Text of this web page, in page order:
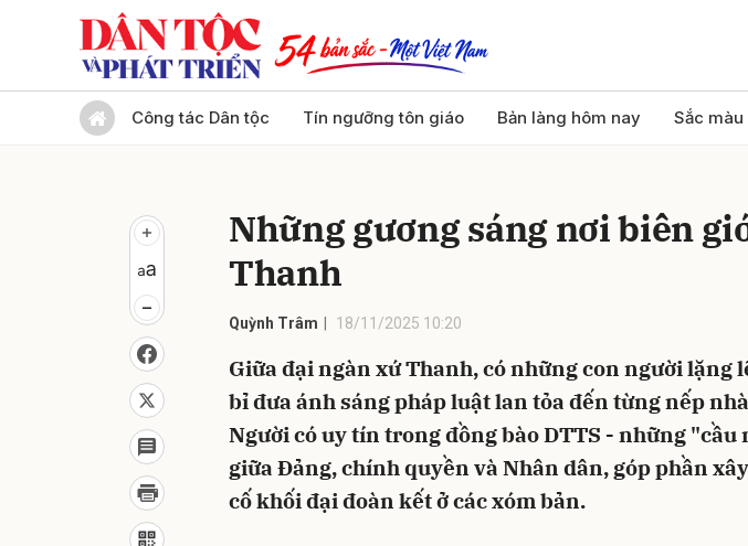
Công tác Dân tộc Tín ngưỡng tôn giáo Bản làng hôm nay Sắc màu
Những gương sáng nơi biên
Thanh
Quỳnh Trâm 18/11/2025 10:20
Giữa đại ngàn xứ Thanh, có những con người lặng
bỉ đưa ánh sáng pháp luật lan tỏa đến từng nếp
Người có uy tín trong đồng bào DTTS - những "cầu
giữa Đảng, chính quyền và Nhân dân, góp phần
cố khối đại đoàn kết ở các xóm bản.
Gửi bình luận